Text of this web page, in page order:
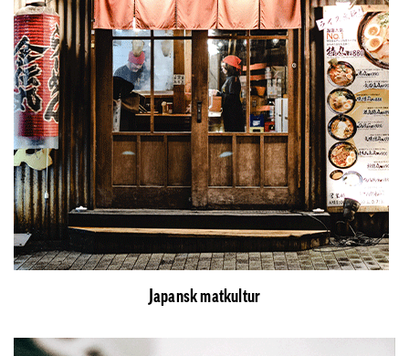
Japansk matkultur